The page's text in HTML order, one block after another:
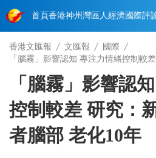
首頁香港神州 灣區人經濟國際評
香港文匯報 文匯報
國際
「腦霧」影響認知 專注力情緒控制較
「腦霧」影響認
控制較差 研究：
者腦部 老化10年